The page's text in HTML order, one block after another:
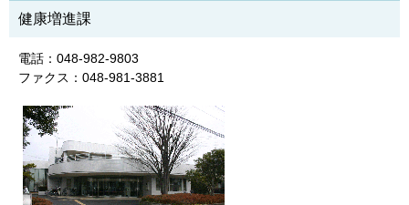
健康増進課
電話：048-982-9803
ファクス：048-981-3881